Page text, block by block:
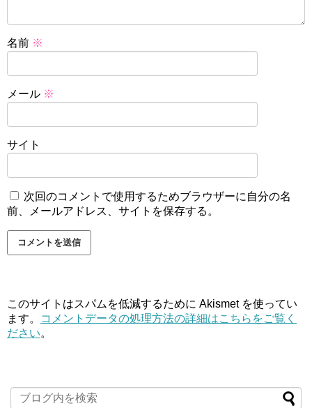
名前 ※
メール ※
サイト
次回のコメントで使用するためブラウザーに自分の名
前、メールアドレス、サイトを保存する。
このサイトはスパムを低減するために Akismet を使ってい
ます。
コメントデータの処理方法の詳細はこちらをご覧く
ださい。